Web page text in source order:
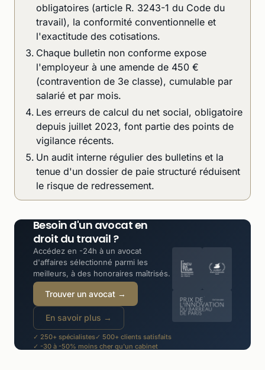
obligatoires (article R. 3243-1 du Code du
travail), la conformité conventionnelle et
l'exactitude des cotisations.
Chaque bulletin non conforme expose
l'employeur à une amende de 450 €
(contravention de 3e classe), cumulable par
salarié et par mois.
Les erreurs de calcul du net social, obligatoire
depuis juillet 2023, font partie des points de
vigilance récents.
Un audit interne régulier des bulletins et la
tenue d'un dossier de paie structuré réduisent
le risque de redressement.
Besoin d'un avocat en
droit du travail ?
Accédez en -24h à un avocat
d'affaires sélectionné parmi les
meilleurs, à des honoraires maîtrisés.
Trouver un avocat →
En savoir plus →
✓ 250+ spécialistes✓ 500+ clients satisfaits
✓ -30 à -50% moins cher qu'un cabinet